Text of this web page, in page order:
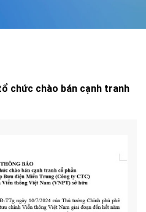
chức chào bán cạnh tranh